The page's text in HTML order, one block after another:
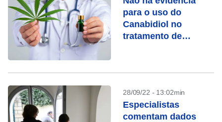
para o uso do
Canabidiol no
tratamento de
28/09/22 - 13:02min
Especialistas
comentam dados